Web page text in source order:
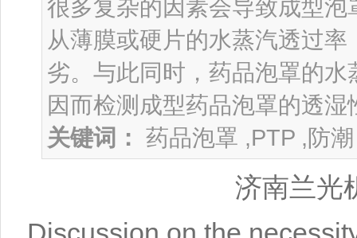
很多复杂的因素会导致成型
从薄膜或硬片的水蒸汽透过
劣。与此同时，药品泡罩的
因而检测成型药品泡罩的透
关键词： 药品泡罩 ,PTP ,防
济南兰光